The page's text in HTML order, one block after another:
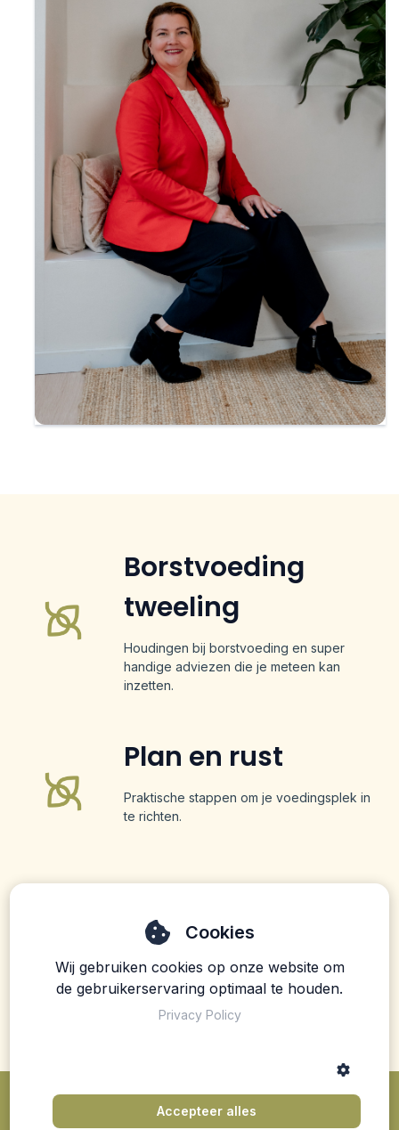
Borstvoeding
tweeling
Houdingen bij borstvoeding en super
handige adviezen die je meteen kan
inzetten.
Plan en rust
Praktische stappen om je voedingsplek in
te richten.
aanvulling
Prematuur, dysmatuur of eerder
geboren? Ook dit leer je
Cookies
Wij gebruiken cookies op onze website om
de gebruikerservaring optimaal te houden.
Privacy Policy
Accepteer alles